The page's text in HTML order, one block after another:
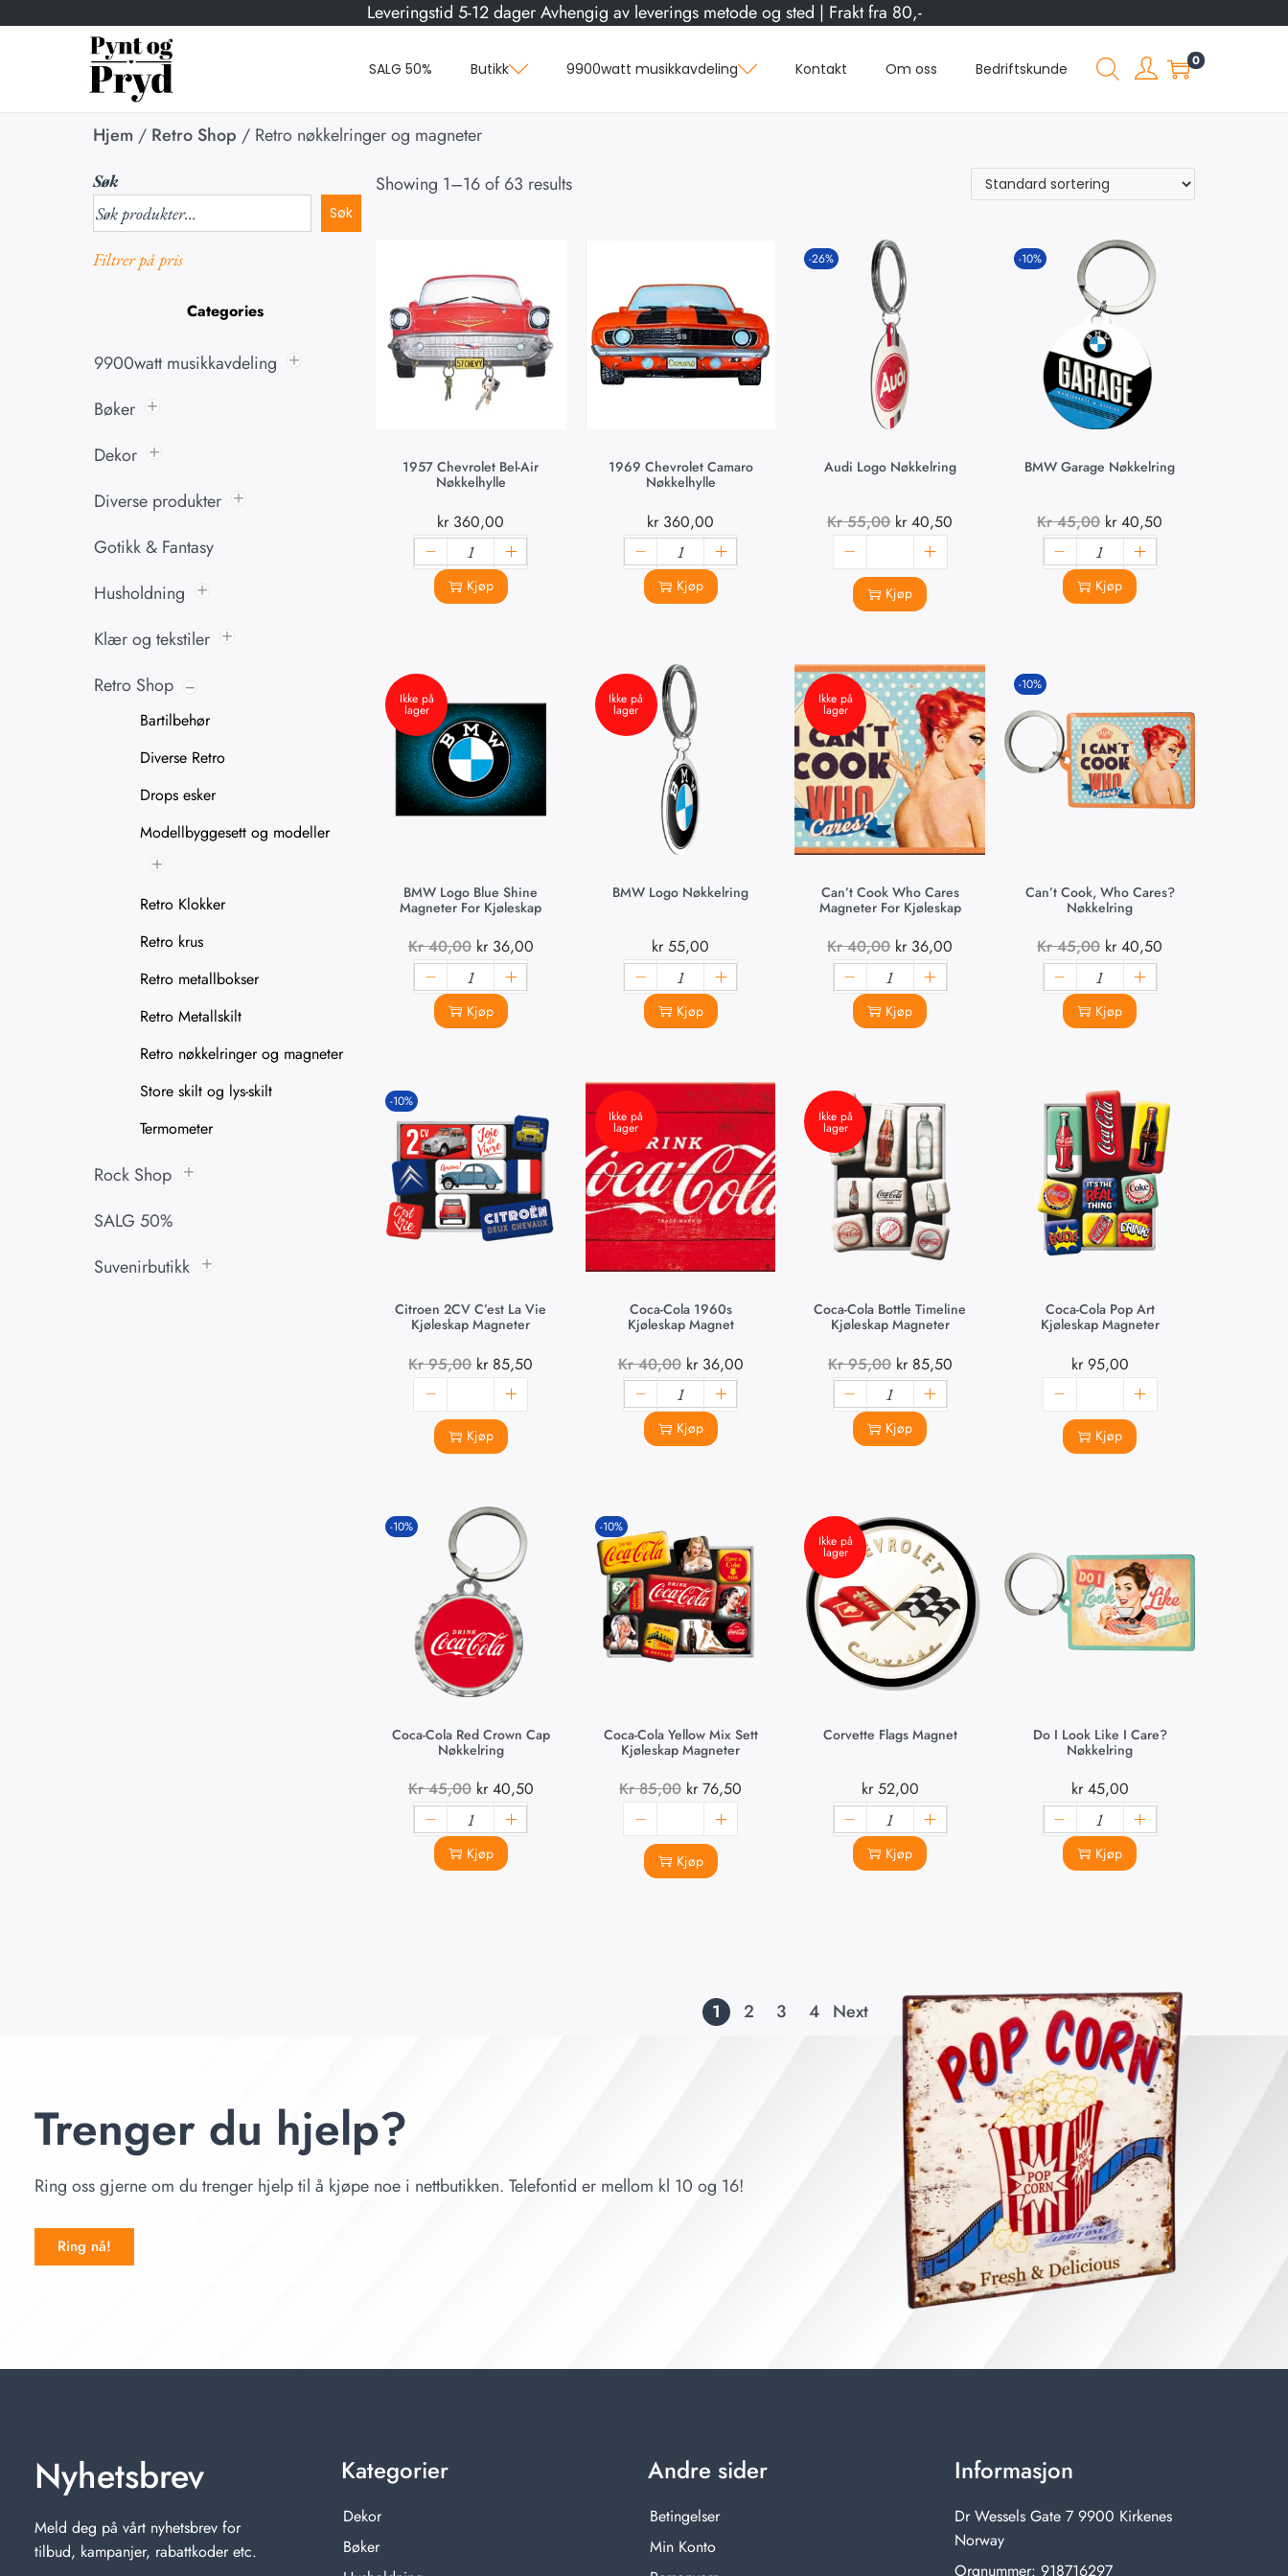
Leveringstid 5-12 dager Avhengig av leverings metode og sted | Frakt fra 80,-
SALG 50% Butikk 9900watt musikkavdeling Kontakt Om oss Bedriftskunde 0
Hjem / Retro Shop / Retro nøkkelringer og magneter
Søk
Søk
Filtrer på pris
Categories
9900watt musikkavdeling
Bøker
Dekor
Diverse produkter
Gotikk & Fantasy
Husholdning
Klær og tekstiler
Retro Shop
Bartilbehør
Diverse Retro
Drops esker
Modellbyggesett og modeller
Retro Klokker
Retro krus
Retro metallbokser
Retro Metallskilt
Retro nøkkelringer og magneter
Store skilt og lys-skilt
Termometer
Rock Shop
SALG 50%
Suvenirbutikk
Showing 1–16of 63 results
1957 Chevrolet Bel-Air
Nøkkelhylle
kr360,00
Kjøp
1969 Chevrolet Camaro
Nøkkelhylle
kr360,00
Kjøp
-26%
Audi Logo Nøkkelring
Kr55,00 kr40,50
Kjøp
-10%
BMW Garage Nøkkelring
Kr45,00 kr40,50
Kjøp
Ikke på
lager
BMW Logo Blue Shine
Magneter For Kjøleskap
Kr40,00 kr36,00
Kjøp
Ikke på
lager
BMW Logo Nøkkelring
kr55,00
Kjøp
Ikke på
lager
Can’t Cook Who Cares
Magneter For Kjøleskap
Kr40,00 kr36,00
Kjøp
-10%
Can’t Cook, Who Cares?
Nøkkelring
Kr45,00 kr40,50
Kjøp
-10%
Citroen 2CV C’est La Vie
Kjøleskap Magneter
Kr95,00 kr85,50
Kjøp
Ikke på
lager
Coca-Cola 1960s
Kjøleskap Magnet
Kr40,00 kr36,00
Kjøp
Ikke på
lager
Coca-Cola Bottle Timeline
Kjøleskap Magneter
Kr95,00 kr85,50
Kjøp
Coca-Cola Pop Art
Kjøleskap Magneter
kr95,00
Kjøp
-10%
Coca-Cola Red Crown Cap
Nøkkelring
Kr45,00 kr40,50
Kjøp
-10%
Coca-Cola Yellow Mix Sett
Kjøleskap Magneter
Kr85,00 kr76,50
Kjøp
Ikke på
lager
Corvette Flags Magnet
kr52,00
Kjøp
Do I Look Like I Care?
Nøkkelring
kr45,00
Kjøp
1 2 3 4 Next
Trenger du hjelp?
Ring oss gjerne om du trenger hjelp til å kjøpe noe i nettbutikken. Telefontid er mellom kl 10 og 16!
Ring nå!
Nyhetsbrev
Meld deg på vårt nyhetsbrev for
tilbud, kampanjer, rabattkoder etc.
Kategorier
Dekor
Bøker
Andre sider
Betingelser
Min Konto
Informasjon
Dr Wessels Gate 7 9900 Kirkenes
Norway
Orgnummer: 918716297